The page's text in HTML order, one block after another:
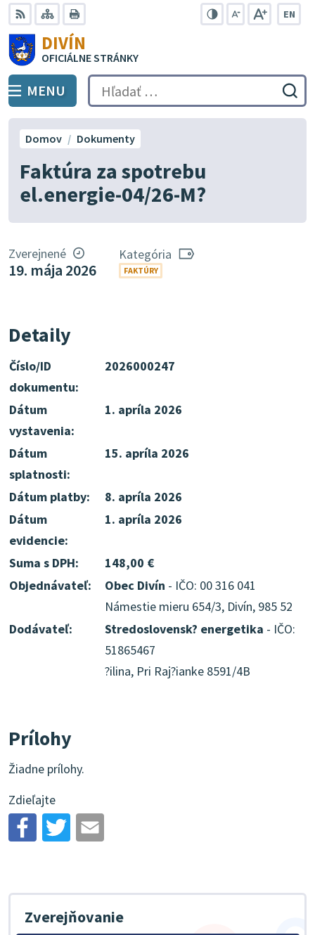
Preskočiť
na
obsah
RSS Mapa
EN
DIVÍN
OFICIÁLNE STRÁNKY
PREPNÚŤ
MENU Hľadať:
Faktúra za spotrebu
el.energie-04/26-M?
Domov Dokumenty
Zverejnené
19. mája 2026
Kategória
FAKTÚRY
Detaily
Číslo/ID
dokumentu:
2026000247
Dátum
vystavenia:
1. apríla 2026
Dátum
splatnosti:
15. apríla 2026
Dátum platby:
8. apríla 2026
Dátum
evidencie:
1. apríla 2026
Suma s DPH:
148,00 €
Objednávateľ:
Obec Divín - IČO: 00 316 041
Námestie mieru 654/3, Divín, 985 52
Dodávateľ:
Stredoslovensk? energetika - IČO:
51865467
?ilina, Pri Raj?ianke 8591/4B
Prílohy
Žiadne prílohy.
Zdieľajte
Zverejňovanie